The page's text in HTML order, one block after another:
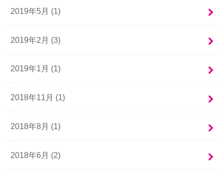
2019年5月 (1)
2019年2月 (3)
2019年1月 (1)
2018年11月 (1)
2018年8月 (1)
2018年6月 (2)